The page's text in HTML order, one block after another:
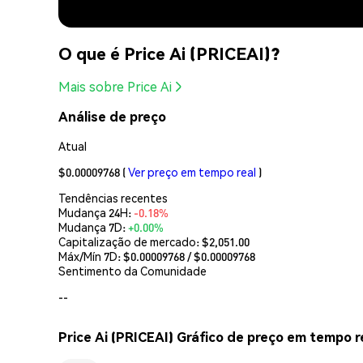
O que é Price Ai (PRICEAI)?
Mais sobre Price Ai
Análise de preço
Atual
$0.00009768 (Ver preço em tempo real )
Tendências recentes
Mudança 24H: -0.18%
Mudança 7D:+0.00%
Capitalização de mercado:$2,051.00
Máx/Mín 7D: $0.00009768/ $0.00009768
Sentimento da Comunidade
--
Price Ai (PRICEAI) Gráfico de preço em tempo